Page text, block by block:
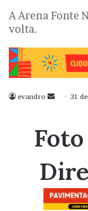
A Arena Fonte
volta.
evandro
Mande
mail
31